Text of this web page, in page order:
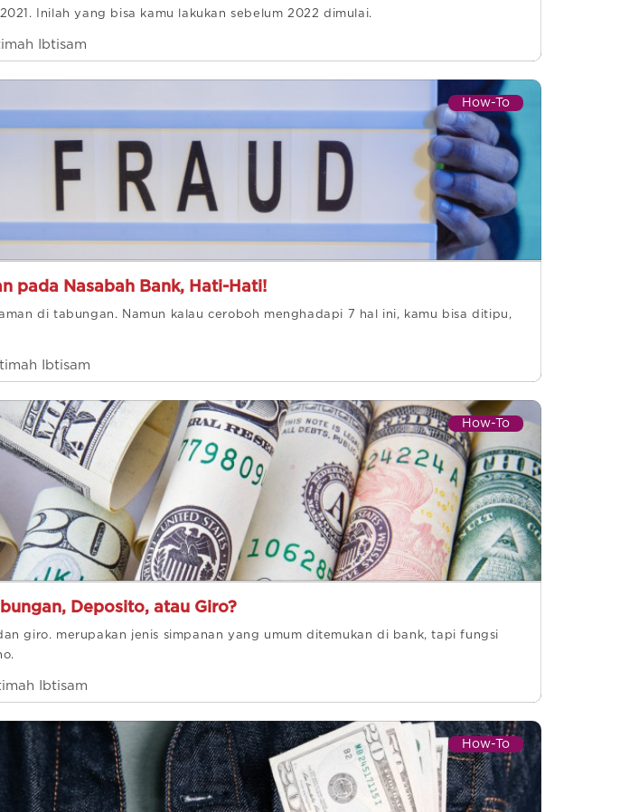
Inilah yang bisa kamu lakukan sebelum 2022 dimulai.
Ibtisam
How-To
pada Nasabah Bank, Hati-Hati!
di tabungan. Namun kalau ceroboh menghadapi 7 hal ini, kamu bisa ditipu,
Ibtisam
How-To
Deposito, atau Giro?
giro. merupakan jenis simpanan yang umum ditemukan di bank, tapi fungsi
Ibtisam
How-To